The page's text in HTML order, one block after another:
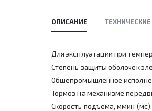
ОПИСАНИЕ
Для эксплуатации при
Степень защиты оболочек
Общепромышленное
Тормоз на механизме
Скорость подъема, ммин (мс):